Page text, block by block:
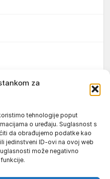
za
tehnologije poput
o uređaju. Suglasnost s
da obrađujemo podatke kao
jedinstveni ID-ovi na ovoj web
može negativno
pomoćna radnica